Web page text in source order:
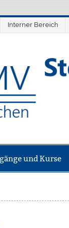
Interner Bereich
und Kurse